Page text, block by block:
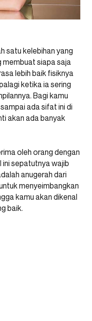
satu kelebihan yang
membuat siapa saja
lebih baik fisiknya
ketika ia sering
Bagi kamu
ada sifat ini di
akan ada banyak
oleh orang dengan
ini sepatutnya wajib
anugerah dari
menyeimbangkan
kamu akan dikenal
baik.